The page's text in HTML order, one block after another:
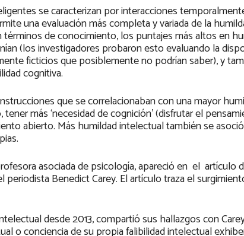
se caracterizan por interacciones
una evaluación más completa y variada de la
de conocimiento, los puntajes más altos en
(los investigadores probaron esto evaluando la
ficticios que posiblemente no podrían saber), y
cognitiva.
que se correlacionaban con una mayor
más ‘necesidad de cognición’ (disfrutar el
abierto. Más humildad intelectual también se
asociada de psicología, apareció en el artículo
Benedict Carey. El artículo traza el
desde 2013, compartió sus hallazgos con
o conciencia de su propia falibilidad intelectual